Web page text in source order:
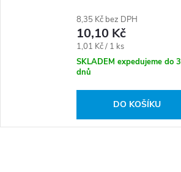
8,35 Kč bez DPH
10,10 Kč
Měrná
cena:
1,01 Kč / 1 ks
SKLADEM expedujeme do 3
dnů
DO KOŠÍKU